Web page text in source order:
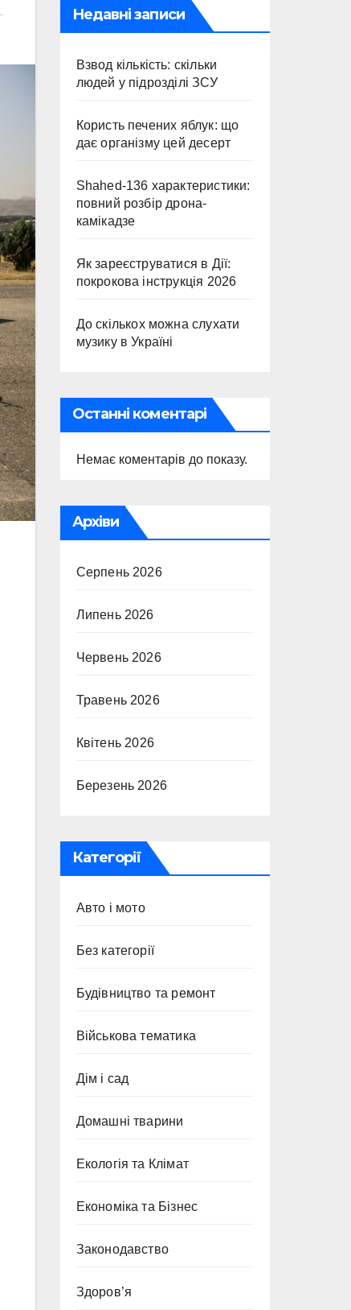
Недавні записи
Взвод кількість: скільки
людей у підрозділі ЗСУ
Користь печених яблук: що
дає організму цей десерт
Shahed-136 характеристики:
повний розбір дрона-
камікадзе
Як зареєструватися в Дії:
покрокова інструкція 2026
До скількох можна слухати
музику в Україні
Останні коментарі
Немає коментарів до показу.
Архіви
Серпень 2026
Липень 2026
Червень 2026
Травень 2026
Квітень 2026
Березень 2026
Категорії
Авто і мото
Без категорії
Будівництво та ремонт
Військова тематика
Дім і сад
Домашні тварини
Екологія та Клімат
Економіка та Бізнес
Законодавство
Здоров’я